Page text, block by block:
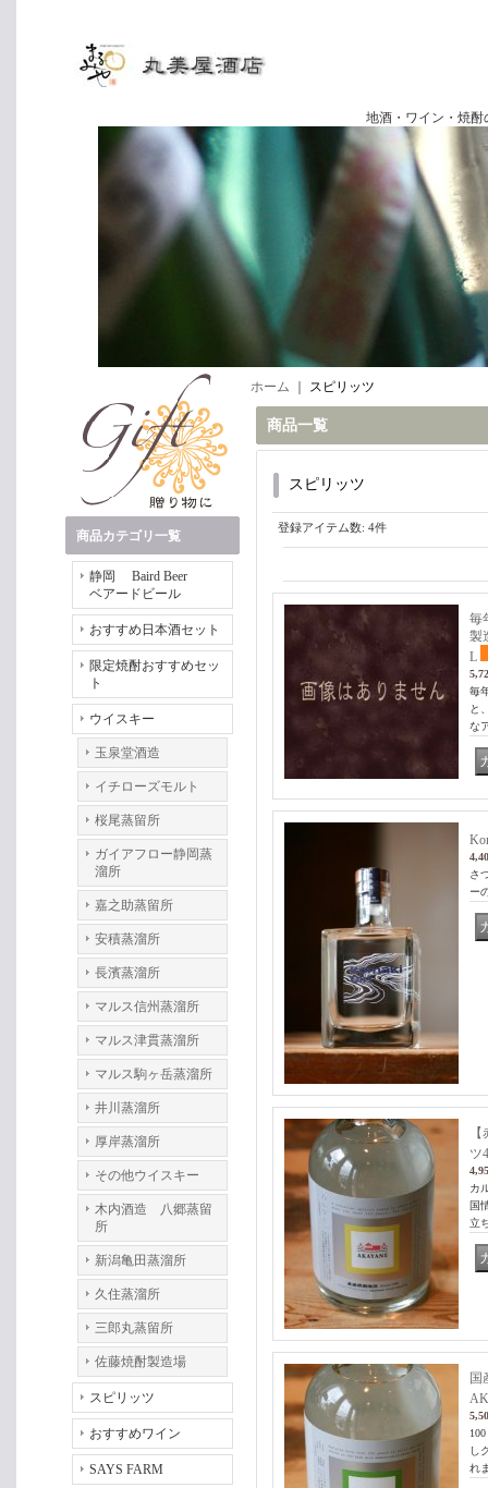
地酒・ワイン・焼酎の専門店
商品カテゴリ一覧
静岡 Baird Beer
ベアードビール
おすすめ日本酒セット
限定焼酎おすすめセッ
ト
ウイスキー
玉泉堂酒造
イチローズモルト
桜尾蒸留所
ガイアフロー静岡蒸
溜所
嘉之助蒸留所
安積蒸溜所
長濱蒸溜所
マルス信州蒸溜所
マルス津貫蒸溜所
マルス駒ヶ岳蒸溜所
井川蒸溜所
厚岸蒸溜所
その他ウイスキー
木内酒造 八郷蒸留
所
新潟亀田蒸溜所
久住蒸溜所
三郎丸蒸留所
佐藤焼酎製造場
スピリッツ
おすすめワイン
SAYS FARM
ホーム スピリッツ
商品一覧
スピリッツ
登録アイテム数: 4件
毎
製
L
毎
と
な
さ
ー
ツ
カ
国
立
国
し
れ